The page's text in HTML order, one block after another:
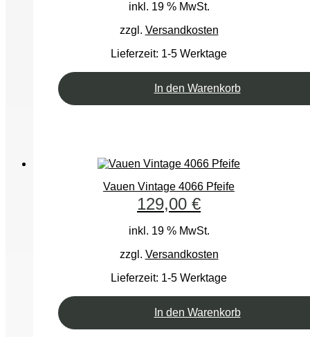
inkl. 19 % MwSt.
zzgl. Versandkosten
Lieferzeit: 1-5 Werktage
In den Warenkorb
Vauen Vintage 4066 Pfeife
129,00 €
inkl. 19 % MwSt.
zzgl. Versandkosten
Lieferzeit: 1-5 Werktage
In den Warenkorb